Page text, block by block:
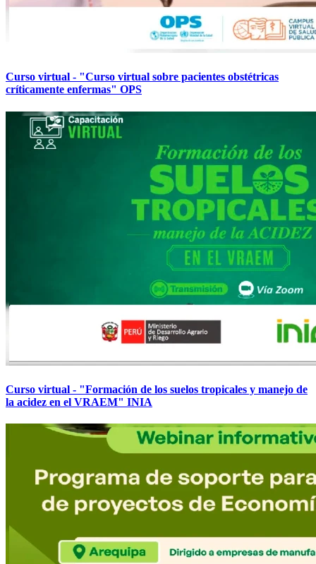
Curso virtual - "Curso virtual sobre pacientes obstétricas
críticamente enfermas" OPS
Curso virtual - "Formación de los suelos tropicales y manejo de
la acidez en el VRAEM" INIA